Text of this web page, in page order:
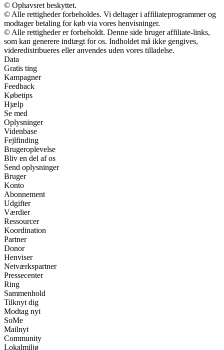
© Ophavsret beskyttet.
© Alle rettigheder forbeholdes. Vi deltager i affiliateprogrammer og
modtager betaling for køb via vores henvisninger.
© Alle rettigheder er forbeholdt. Denne side bruger affiliate-links,
som kan generere indtægt for os. Indholdet må ikke gengives,
videredistribueres eller anvendes uden vores tilladelse.
Data
Gratis ting
Kampagner
Feedback
Købetips
Hjælp
Se med
Oplysninger
Videnbase
Fejlfinding
Brugeroplevelse
Bliv en del af os
Send oplysninger
Bruger
Konto
Abonnement
Udgifter
Værdier
Ressourcer
Koordination
Partner
Donor
Henviser
Netværkspartner
Pressecenter
Ring
Sammenhold
Tilknyt dig
Modtag nyt
SoMe
Mailnyt
Community
Lokalmiljø